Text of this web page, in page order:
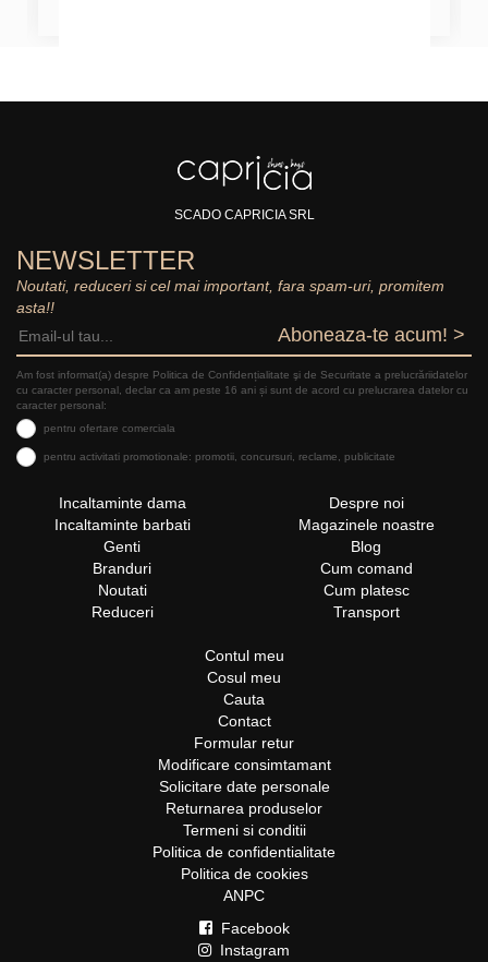
SCADO CAPRICIA SRL
NEWSLETTER
Noutati, reduceri si cel mai important, fara spam-uri, promitem
asta!!
Aboneaza-te acum! >
Am fost informat(a) despre Politica de Confidențialitate şi de Securitate a prelucrăriidatelor
cu caracter personal, declar ca am peste 16 ani și sunt de acord cu prelucrarea datelor cu
caracter personal:
pentru ofertare comerciala
pentru activitati promotionale: promotii, concursuri, reclame, publicitate
Incaltaminte dama
Incaltaminte barbati
Genti
Branduri
Noutati
Reduceri
Despre noi
Magazinele noastre
Blog
Cum comand
Cum platesc
Transport
Contul meu
Cosul meu
Cauta
Contact
Formular retur
Modificare consimtamant
Solicitare date personale
Returnarea produselor
Termeni si conditii
Politica de confidentialitate
Politica de cookies
ANPC
Facebook
Instagram